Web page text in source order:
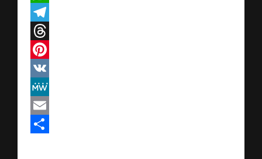
WhatsApp
Telegram
Threads
Pinterest
VK
MeWe
Email